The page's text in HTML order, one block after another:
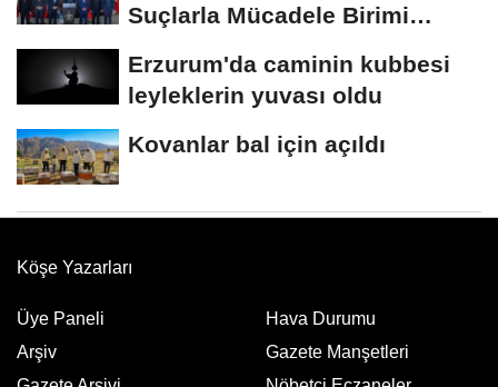
Suçlarla Mücadele Birimi
Erzurum'da caminin kubbesi
leyleklerin yuvası oldu
Kovanlar bal için açıldı
Köşe Yazarları
Üye Paneli
Arşiv
Hava Durumu
Gazete Manşetleri